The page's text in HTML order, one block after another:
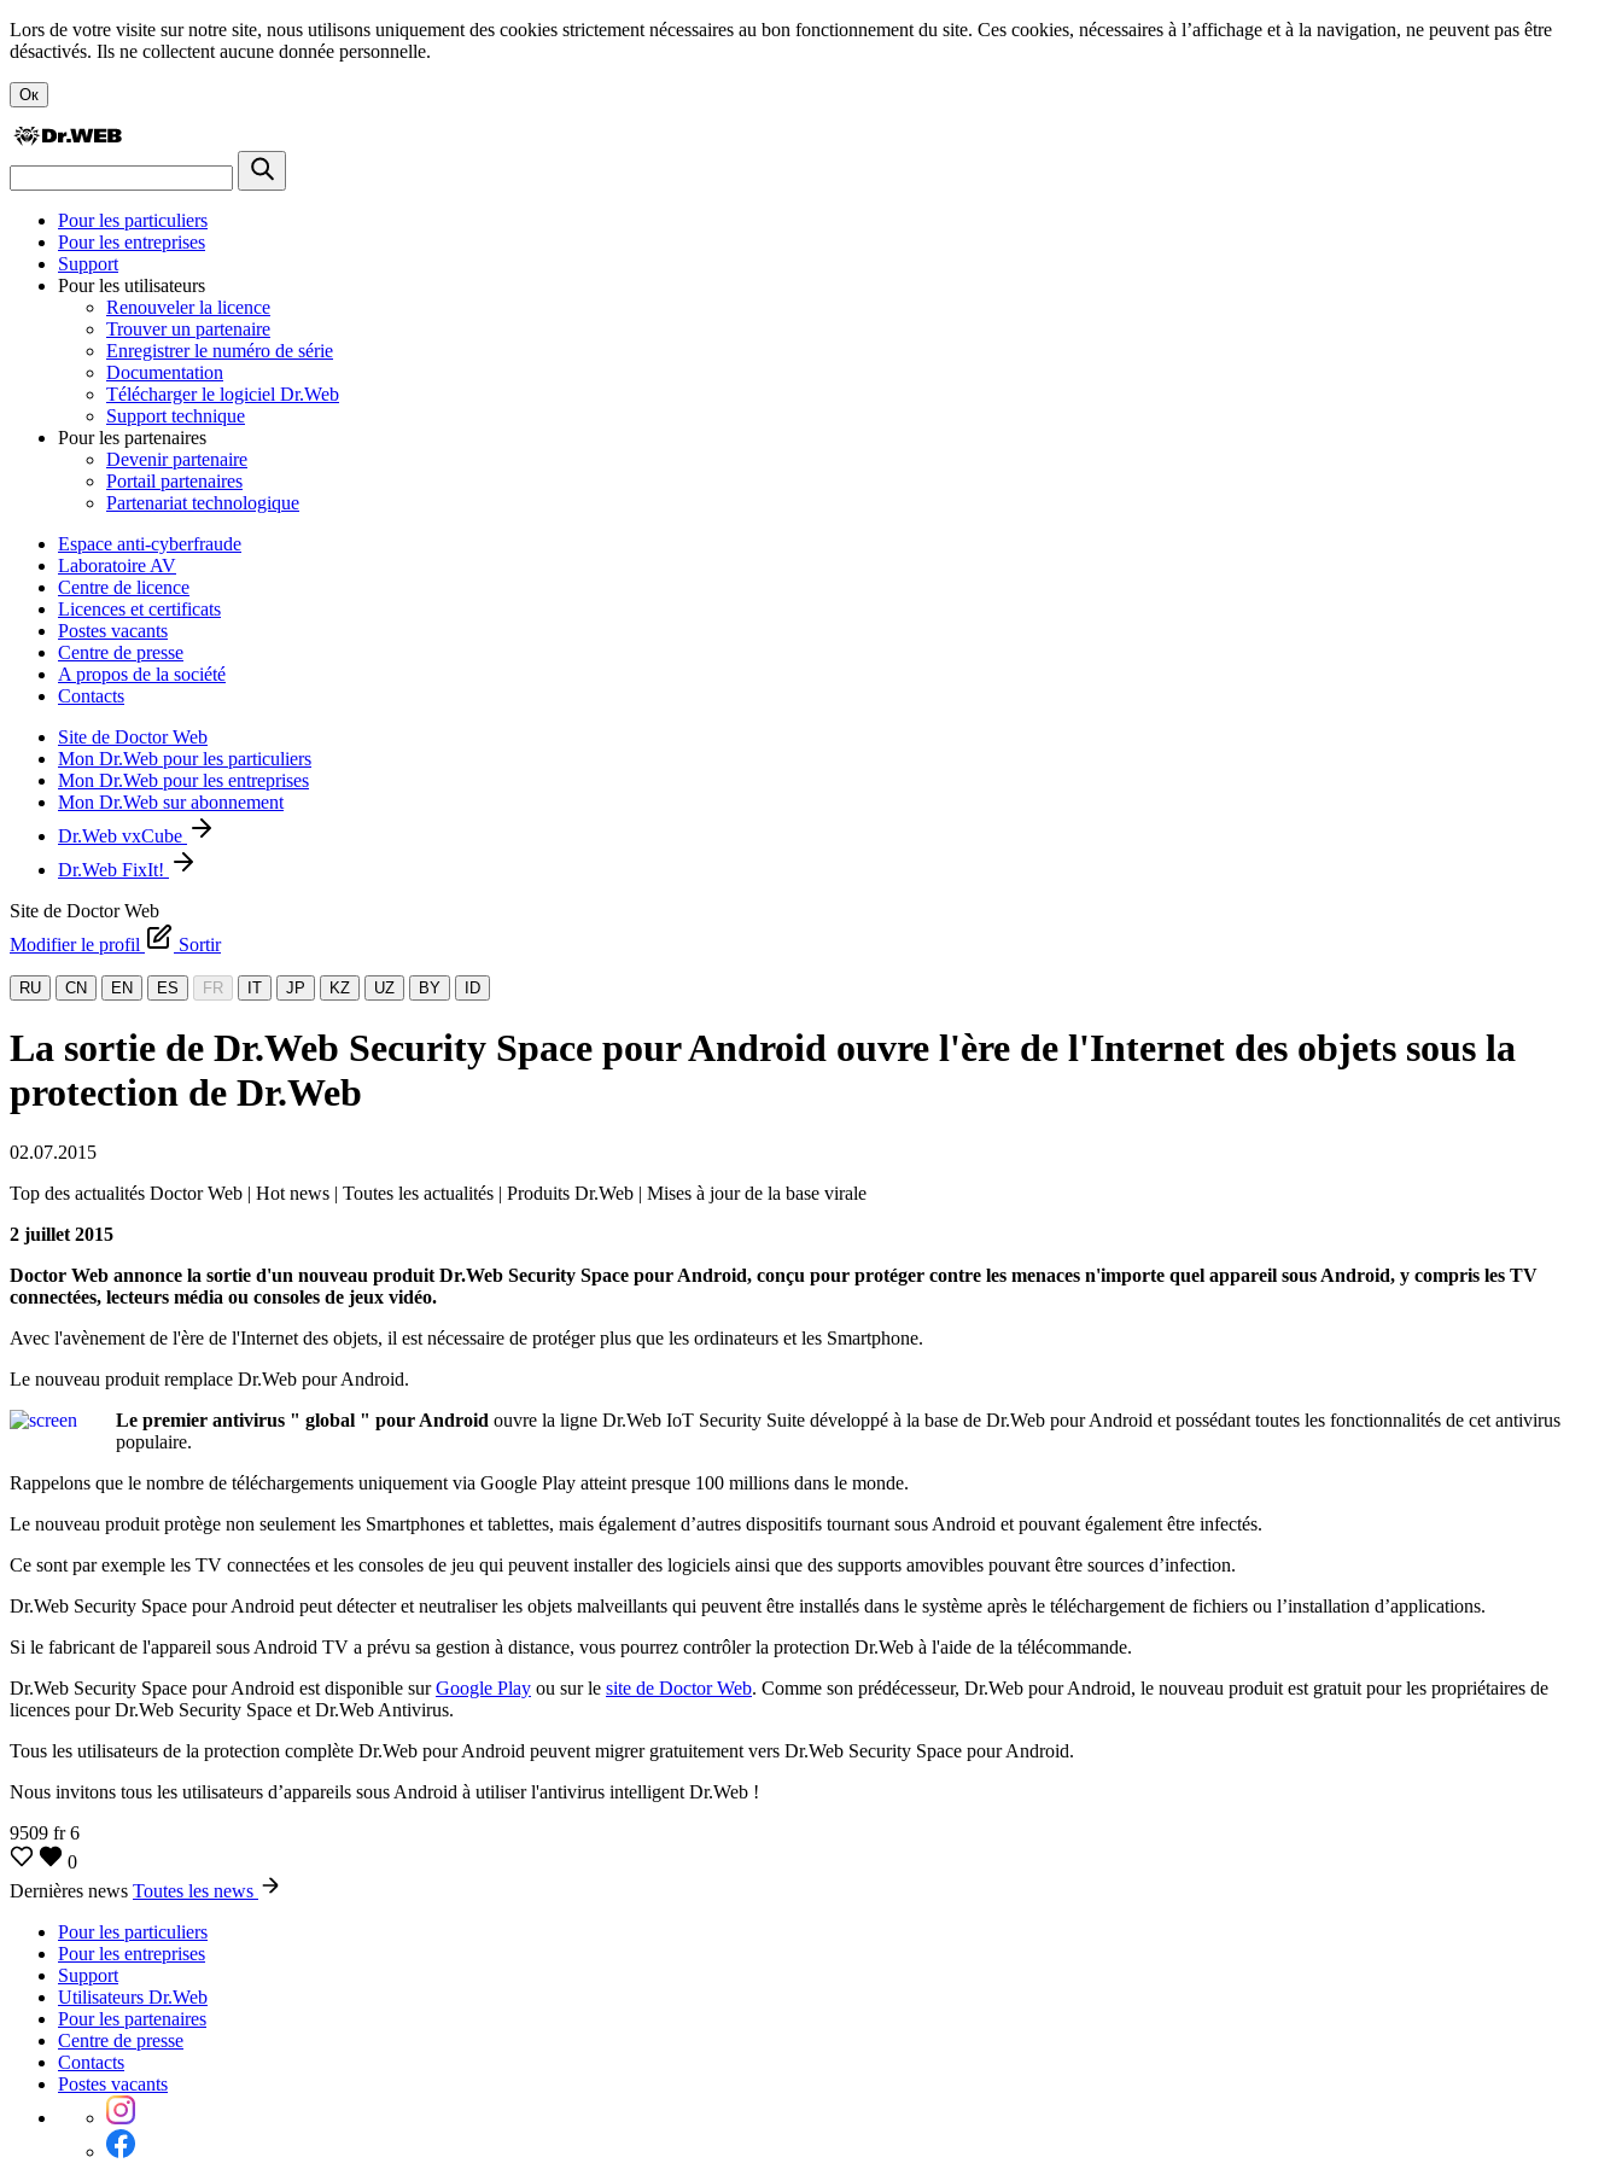
Lors de votre visite sur notre site, nous utilisons uniquement des cookies strictement nécessaires au bon fonctionnement du site. Ces cookies, nécessaires à l’affichage et à la navigation, ne peuvent pas être
désactivés. Ils ne collectent aucune donnée personnelle.
Ок
Pour les particuliers
Pour les entreprises
Support
Pour les utilisateurs
Renouveler la licence
Trouver un partenaire
Enregistrer le numéro de série
Documentation
Télécharger le logiciel Dr.Web
Support technique
Pour les partenaires
Devenir partenaire
Portail partenaires
Partenariat technologique
Espace anti-cyberfraude
Laboratoire AV
Centre de licence
Licences et certificats
Postes vacants
Centre de presse
A propos de la société
Contacts
Site de Doctor Web
Mon Dr.Web pour les particuliers
Mon Dr.Web pour les entreprises
Mon Dr.Web sur abonnement
Dr.Web vxCube
Dr.Web FixIt!
Site de Doctor Web
Modifier le profil
Sortir
RU CN EN ES FR IT JP KZ UZ BY ID
La sortie de Dr.Web Security Space pour Android ouvre l'ère de l'Internet des objets sous la
protection de Dr.Web
02.07.2015
Top des actualités Doctor Web | Hot news | Toutes les actualités | Produits Dr.Web | Mises à jour de la base virale
2 juillet 2015
Doctor Web annonce la sortie d'un nouveau produit Dr.Web Security Space pour Android, conçu pour protéger contre les menaces n'importe quel appareil sous Android, y compris les TV
connectées, lecteurs média ou consoles de jeux vidéo.
Avec l'avènement de l'ère de l'Internet des objets, il est nécessaire de protéger plus que les ordinateurs et les Smartphone.
Le nouveau produit remplace Dr.Web pour Android.
Le premier antivirus " global " pour Android ouvre la ligne Dr.Web IoT Security Suite développé à la base de Dr.Web pour Android et possédant toutes les fonctionnalités de cet antivirus
populaire.
Rappelons que le nombre de téléchargements uniquement via Google Play atteint presque 100 millions dans le monde.
Le nouveau produit protège non seulement les Smartphones et tablettes, mais également d’autres dispositifs tournant sous Android et pouvant également être infectés.
Ce sont par exemple les TV connectées et les consoles de jeu qui peuvent installer des logiciels ainsi que des supports amovibles pouvant être sources d’infection.
Dr.Web Security Space pour Android peut détecter et neutraliser les objets malveillants qui peuvent être installés dans le système après le téléchargement de fichiers ou l’installation d’applications.
Si le fabricant de l'appareil sous Android TV a prévu sa gestion à distance, vous pourrez contrôler la protection Dr.Web à l'aide de la télécommande.
Dr.Web Security Space pour Android est disponible surGoogle Play ou sur le site de Doctor Web. Comme son prédécesseur, Dr.Web pour Android, le nouveau produit est gratuit pour les propriétaires de
licences pour Dr.Web Security Space et Dr.Web Antivirus.
Tous les utilisateurs de la protection complète Dr.Web pour Android peuvent migrer gratuitement vers Dr.Web Security Space pour Android.
Nous invitons tous les utilisateurs d’appareils sous Android à utiliser l'antivirus intelligent Dr.Web !
9509 fr 6
0
Dernières news Toutes les news
Pour les particuliers
Pour les entreprises
Support
Utilisateurs Dr.Web
Pour les partenaires
Centre de presse
Contacts
Postes vacants